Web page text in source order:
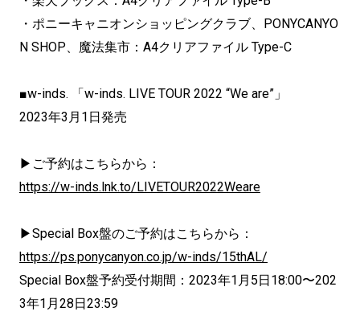
・ポニーキャニオンショッピングクラブ、PONYCANYO
N SHOP、魔法集市：A4クリアファイル Type-C
■w-inds. 「w-inds. LIVE TOUR 2022 “We are”」
2023年3月1日発売
▶ご予約はこちらから：
https://w-inds.lnk.to/LIVETOUR2022Weare
▶Special Box盤のご予約はこちらから：
https://ps.ponycanyon.co.jp/w-inds/15thAL/
Special Box盤予約受付期間：2023年1月5日18:00〜202
3年1月28日23:59